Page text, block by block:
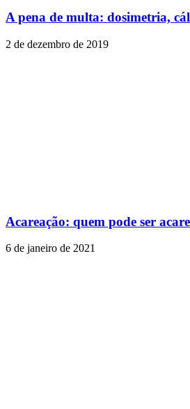
A pena de multa: dosimetria,
2 de dezembro de 2019
Acareação: quem pode ser
6 de janeiro de 2021